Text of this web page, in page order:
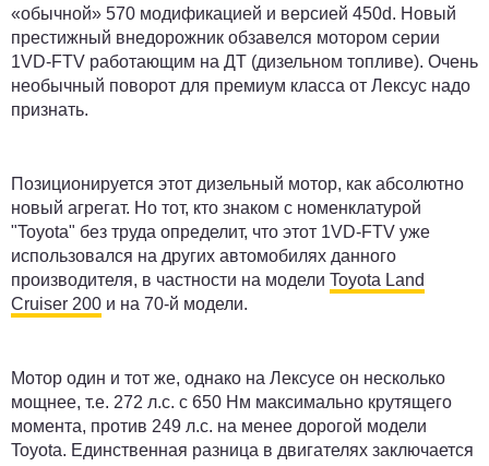
«обычной» 570 модификацией и версией 450d. Новый
престижный внедорожник обзавелся мотором серии
1VD-FTV работающим на ДТ (дизельном топливе). Очень
необычный поворот для премиум класса от Лексус надо
признать.
Позиционируется этот дизельный мотор, как абсолютно
новый агрегат. Но тот, кто знаком с номенклатурой
"Toyota" без труда определит, что этот 1VD-FTV уже
использовался на других автомобилях данного
производителя, в частности на модели Toyota Land
Cruiser 200 и на 70-й модели.
Мотор один и тот же, однако на Лексусе он несколько
мощнее, т.е. 272 л.с. с 650 Нм максимально крутящего
момента, против 249 л.с. на менее дорогой модели
Toyota. Единственная разница в двигателях заключается